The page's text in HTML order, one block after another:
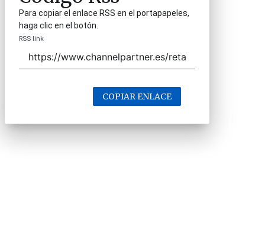
Para copiar el enlace RSS en el portapapeles,
haga clic en el botón.
RSS link
COPIAR ENLACE